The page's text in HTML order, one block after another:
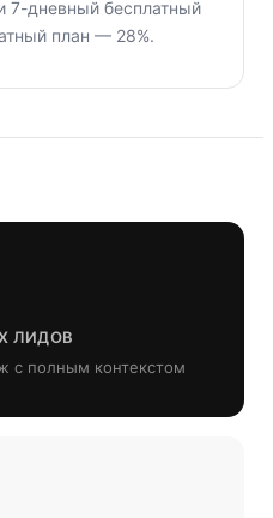
7-дневный бесплатный
план — 28%.
ЛИДОВ
с полным контекстом